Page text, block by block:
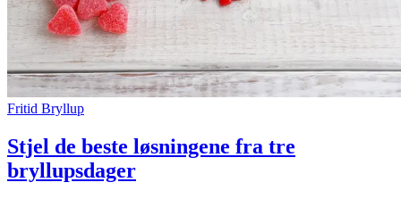
Fritid Bryllup
Stjel de beste løsningene fra tre
bryllupsdager